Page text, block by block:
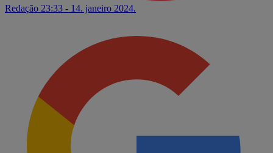
Redação 23:33 - 14. janeiro 2024.